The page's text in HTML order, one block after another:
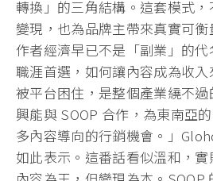
轉換」的三角結構。這套模式
變現，也為品牌主帶來真實可
作者經濟早已不是「副業」的
職涯首選，如何讓內容成為收
被平台困住，是整個產業繞不
興能與 SOOP 合作，為東南亞
多內容導向的行銷機會。」
如此表示。這番話看似溫和，實